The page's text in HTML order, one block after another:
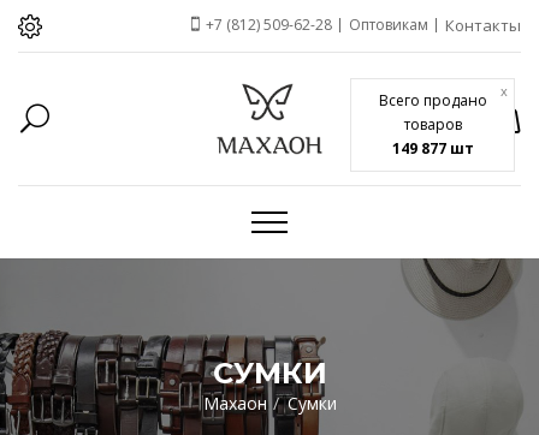
Всего продано
товаров
149 877 шт
x
+7 (812) 509-62-28 Оптовикам Контакты
СУМКИ
Махаон Сумки